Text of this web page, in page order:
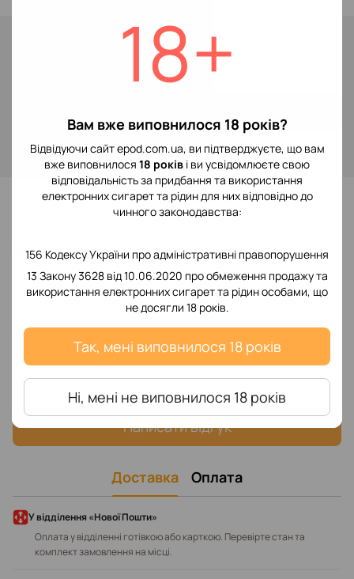
18+
Вам вже виповнилося 18 років?
Відвідуючи сайт epod.com.ua, ви підтверджуєте, що вам
вже виповнилося 18 років і ви усвідомлюєте свою
відповідальність за придбання та використання
електронних сигарет та рідин для них відповідно до
чинного законодавства:
156 Кодексу України про адміністративні правопорушення
13 Закону 3628 від 10.06.2020 про обмеження продажу та
використання електронних сигарет та рідин особами, що
не досягли 18 років.
Так, мені виповнилося 18 років
Ні, мені не виповнилося 18 років
Увійтидля відображення накопичувальної знижки
До обраного
Відгуки
Додайте перший відгук
Написати відгук
Доставка Оплата
У відділення «Нової Пошти»
Оплата у відділенні готівкою або карткою. Перевірте стан та
комплект замовлення на місці.